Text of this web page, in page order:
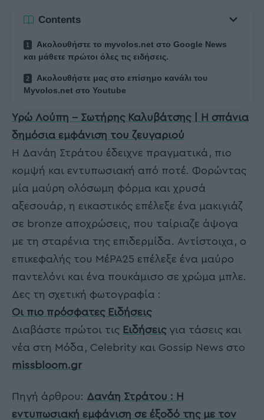
Contents
Ακολουθήστε το myvolos.net στο Google News
και μάθετε πρώτοι όλες τις ειδήσεις.
Ακολουθήστε μας στο επίσημο κανάλι του
Myvolos.net στο Youtube
Υρώ Λούπη – Σωτήρης Καλυβάτσης | Η σπάνια
δημόσια εμφάνιση του ζευγαριού
Η Δανάη Στράτου έδειχνε πραγματικά, πιο
κομψή και εντυπωσιακή από ποτέ. Φορώντας
μία μαύρη ολόσωμη φόρμα και χρυσά
αξεσουάρ, η εικαστικός επέλεξε ένα μακιγιάζ
σε bronze αποχρώσεις, που ταίριαζε άψογα
με τη σταρένια της επιδερμίδα. Αντίστοιχα, ο
επικεφαλής του ΜέΡΑ25 επέλεξε ένα μαύρο
παντελόνι και ένα πουκάμισο σε χρώμα μπλε.
Δες τη σχετική φωτογραφία :
Οι πιο πρόσφατες Ειδήσεις
Διαβάστε πρώτοι τις Ειδήσειςγια τάσεις και
νέα στη Μόδα, Celebrity και Gossip News στο
missbloom.gr
Πηγή άρθρου: Δανάη Στράτου : Η
εντυπωσιακή εμφάνιση σε έξοδό της με τον